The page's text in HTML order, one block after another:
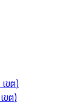
เขต)
เขต)